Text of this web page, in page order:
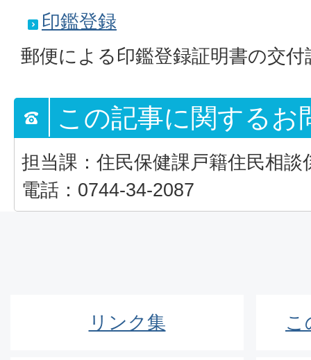
印鑑登録
郵便による印鑑登録証明書の交
この記事に関するお
担当課：住民保健課戸籍住民相談
電話：0744-34-2087
リンク集 こ